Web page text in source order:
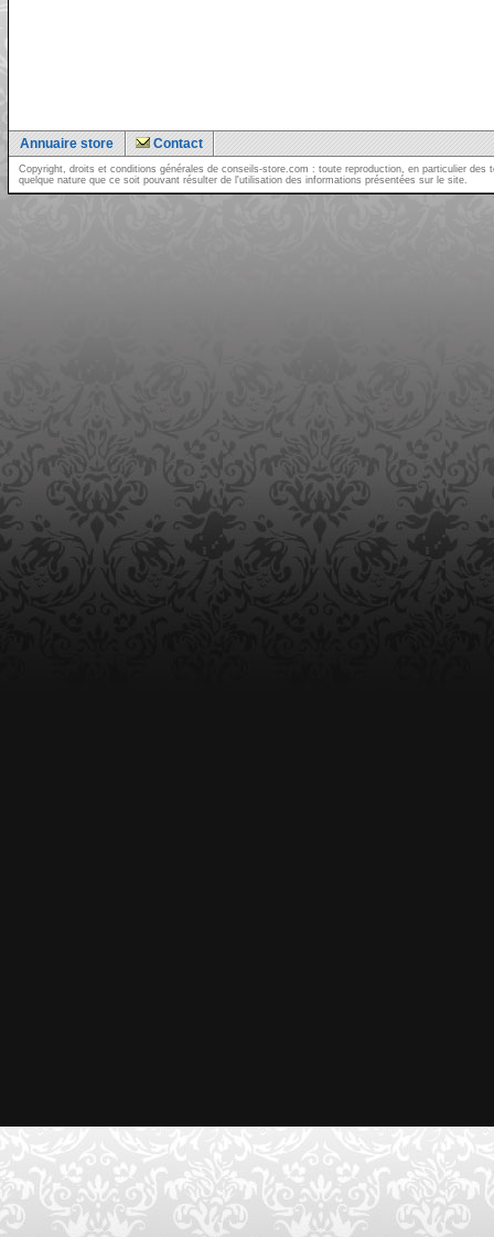
Annuaire store Contact
Copyright, droits et conditions générales de conseils-store.com : toute reproduction, en particulier
quelque nature que ce soit pouvant résulter de l'utilisation des informations présentées sur le site.